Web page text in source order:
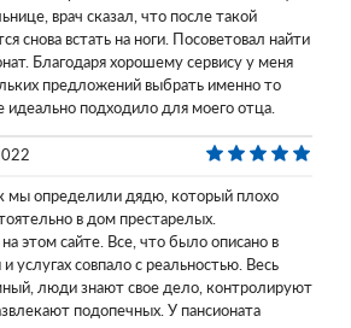
врач сказал, что после такой
снова встать на ноги. Посоветовал найти
Благодаря хорошему сервису у меня
предложений выбрать именно то
подходило для моего отца.
мы определили дядю, который плохо
в дом престарелых.
этом сайте. Все, что было описано в
услугах совпало с реальностью. Весь
люди знают свое дело, контролируют
подопечных. У пансионата